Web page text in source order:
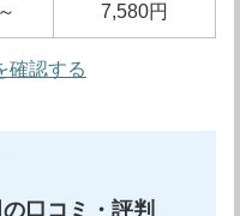
店舗情報
7,580円
確認する
口コミ・評判